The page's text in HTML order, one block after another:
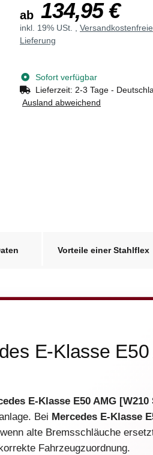
ab 134,95 €
inkl. 19% USt. , Versandkostenfreie
Lieferung
Sofort verfügbar
Lieferzeit: 2-3 Tage -
Ausland abweichend
Vorteile einer Stahlflex
E-Klasse
E-Klasse E50 AMG
Bei Mercedes E-Klasse
alte Bremsschläuche
Fahrzeugzuordnung.